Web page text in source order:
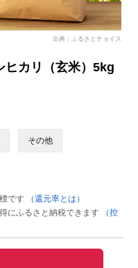
出典：ふるさとチョイス
カリ（玄米）5kg
その他
です
（還元率とは）
にふるさと納税できます
（控